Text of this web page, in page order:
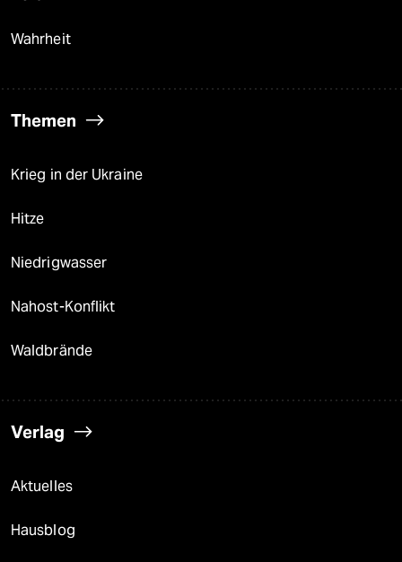
Wahrheit
Themen
Krieg in der Ukraine
Hitze
Niedrigwasser
Nahost-Konflikt
Waldbrände
Verlag
Aktuelles
Hausblog